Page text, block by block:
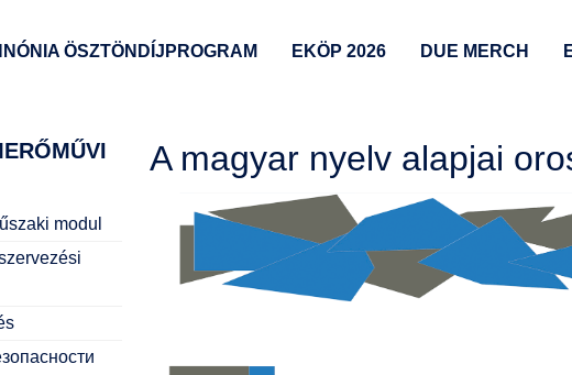
ÖSZTÖNDÍJPROGRAM EKÖP 2026 DUE MERCH
A magyar nyelv alapjai
modul